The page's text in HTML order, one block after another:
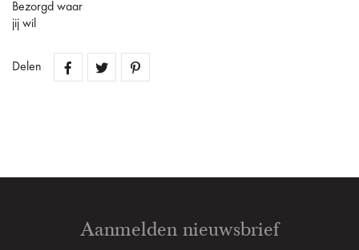
Bezorgd waar
jij wil
Delen
Aanmelden nieuwsbrief